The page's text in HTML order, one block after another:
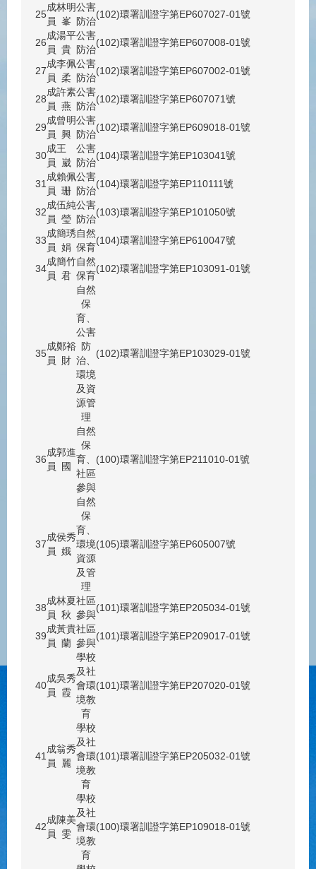
25
成
員
林明
峯
公害
防治
(102)環署訓證字第EP607027-01號
26
成
員
湯平
貴
公害
防治
(102)環署訓證字第EP607008-01號
27
成
員
李佩
柔
公害
防治
(102)環署訓證字第EP607002-01號
28
成
員
許素
燕
公害
防治
(102)環署訓證字第EP607071號
29
成
員
曾明
興
公害
防治
(102)環署訓證字第EP609018-01號
30
成
員
王
崴
公害
防治
(104)環署訓證字第EP103041號
31
成
員
賴佩
珊
公害
防治
(104)環署訓證字第EP110111號
32
成
員
伍純
瑩
公害
防治
(103)環署訓證字第EP101050號
33
成
員
簡琇
娟
自然
保育
(104)環署訓證字第EP610047號
34
成
員
簡竹
君
自然
保育
(102)環署訓證字第EP103091-01號
35
成
員
鄭裕
財
自然
保
育、
公害
防
治、
環境
及資
源管
理
(102)環署訓證字第EP103029-01號
36
成
員
郭進
國
自然
保
育、
社區
參與
(100)環署訓證字第EP211010-01號
37
成
員
侯秀
娥
自然
保
育、
環境
資源
及管
理
(105)環署訓證字第EP605007號
38
成
員
林夏
秋
社區
參與
(101)環署訓證字第EP205034-01號
39
成
員
黃貴
蘭
社區
參與
(101)環署訓證字第EP209017-01號
40
成
員
吳秀
霞
學校
及社
會環
境教
育
(101)環署訓證字第EP207020-01號
41
成
員
翁秀
麗
學校
及社
會環
境教
育
(101)環署訓證字第EP205032-01號
42
成
員
陳美
雯
學校
及社
會環
境教
育
(100)環署訓證字第EP109018-01號